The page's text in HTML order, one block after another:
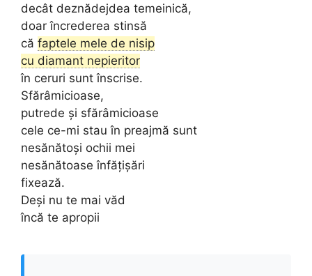
decât deznădejdea temeinică,
doar încrederea stinsă
că faptele mele de nisip
cu diamant nepieritor
în ceruri sunt înscrise.
Sfărâmicioase,
putrede și sfărâmicioase
cele ce-mi stau în preajmă sunt
nesănătoși ochii mei
nesănătoase înfățișări
fixează.
Deși nu te mai văd
încă te apropii